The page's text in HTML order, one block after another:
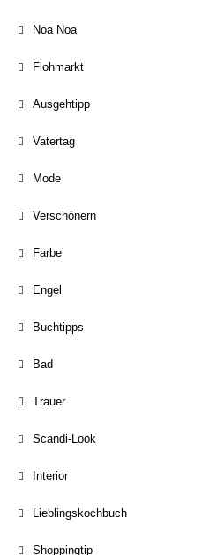
Noa Noa
Flohmarkt
Ausgehtipp
Vatertag
Mode
Verschönern
Farbe
Engel
Buchtipps
Bad
Trauer
Scandi-Look
Interior
Lieblingskochbuch
Shoppingtip